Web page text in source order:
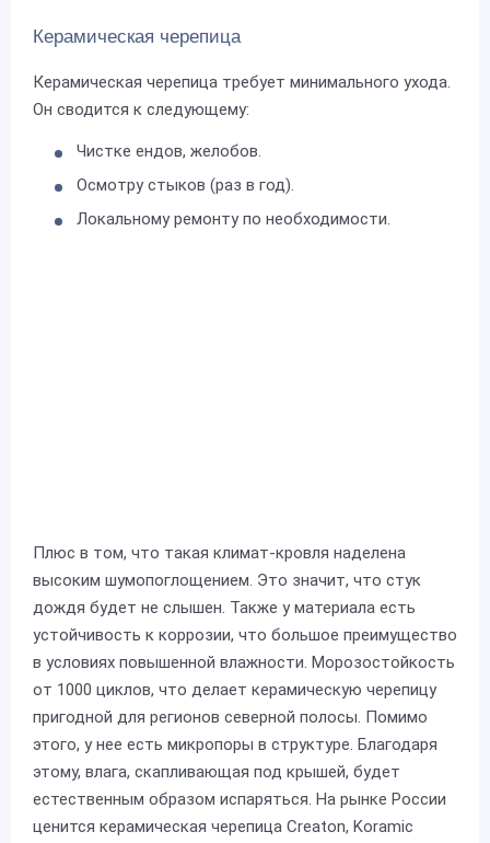
Керамическая черепица
Керамическая черепица требует минимального ухода.
Он сводится к следующему:
Чистке ендов, желобов.
Осмотру стыков (раз в год).
Локальному ремонту по необходимости.
Плюс в том, что такая климат-кровля наделена
высоким шумопоглощением. Это значит, что стук
дождя будет не слышен. Также у материала есть
устойчивость к коррозии, что большое преимущество
в условиях повышенной влажности. Морозостойкость
от 1000 циклов, что делает керамическую черепицу
пригодной для регионов северной полосы. Помимо
этого, у нее есть микропоры в структуре. Благодаря
этому, влага, скапливающая под крышей, будет
естественным образом испаряться. На рынке России
ценится керамическая черепица Creaton, Koramic